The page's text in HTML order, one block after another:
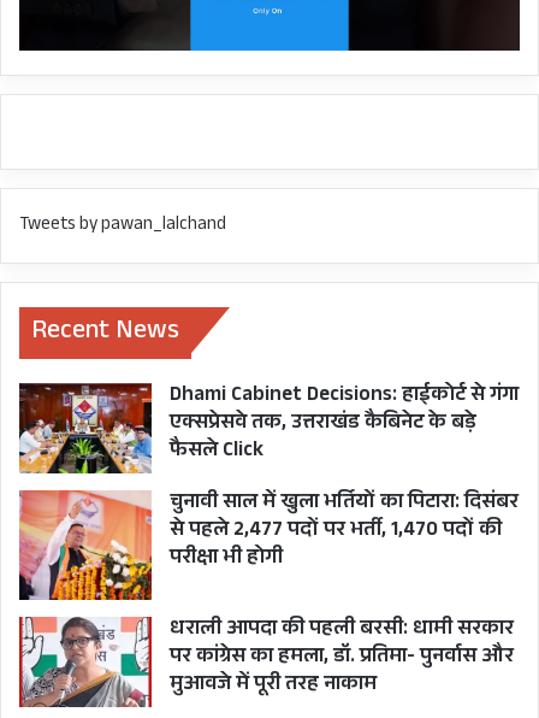
Tweets by pawan_lalchand
Recent News
Dhami Cabinet Decisions: हाईकोर्ट से गंगा
एक्सप्रेसवे तक, उत्तराखंड कैबिनेट के बड़े
फैसले Click
चुनावी साल में खुला भर्तियों का पिटारा: दिसंबर
से पहले 2,477 पदों पर भर्ती, 1,470 पदों की
परीक्षा भी होगी
धराली आपदा की पहली बरसी: धामी सरकार
पर कांग्रेस का हमला, डॉ. प्रतिमा- पुनर्वास और
मुआवजे में पूरी तरह नाकाम